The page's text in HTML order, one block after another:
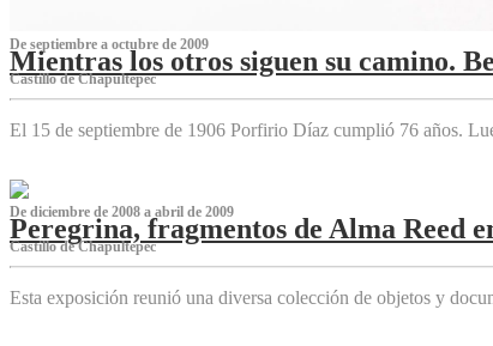
De septiembre a octubre de 2009
Mientras los otros siguen su camino.
Castillo de Chapultepec
El 15 de septiembre de 1906 Porfirio Díaz cumplió 76 años.
De diciembre de 2008 a abril de 2009
Peregrina, fragmentos de Alma Reed
Castillo de Chapultepec
Esta exposición reunió una diversa colección de objetos y